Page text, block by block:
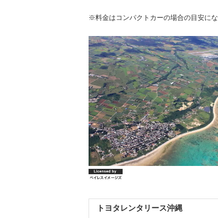
※料金はコンパクトカーの場合の目安に
トヨタレンタリース沖縄